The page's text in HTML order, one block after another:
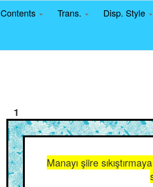
Contents Trans. Disp. Style
1
Manayı şiire